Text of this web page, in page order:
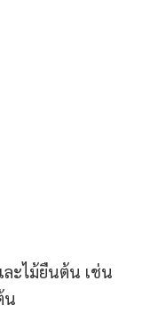
ละไม้ยืนต้น เช่น
น